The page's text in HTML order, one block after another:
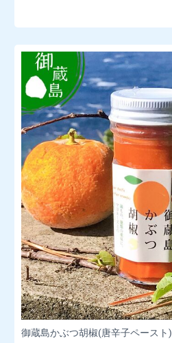
御蔵島かぶつ胡椒(唐辛子ペースト)